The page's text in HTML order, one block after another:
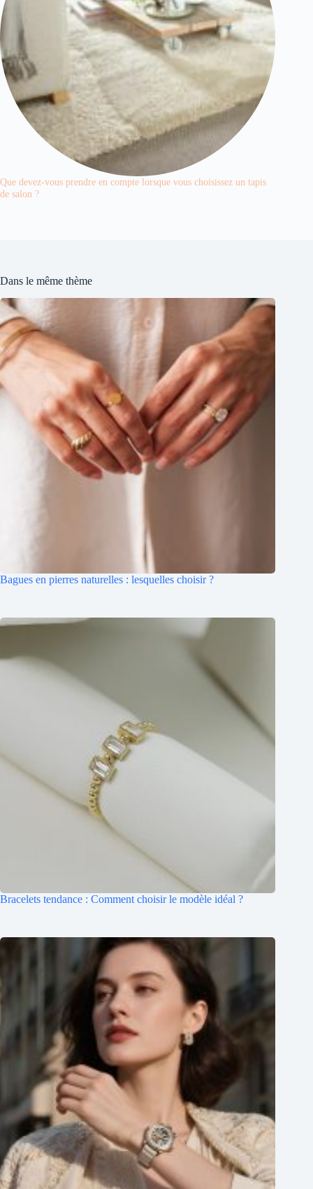
Que devez-vous prendre en compte lorsque vous choisissez un tapis
de salon ?
Dans le même thème
Bagues en pierres naturelles : lesquelles choisir ?
Bracelets tendance : Comment choisir le modèle idéal ?